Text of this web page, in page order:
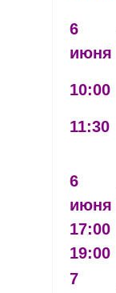
6
июня
10:00
11:30
6
июня
17:00
19:00
7